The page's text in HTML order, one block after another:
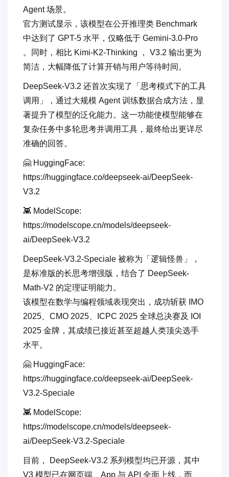
Agent 场景。
官方测试显示，该模型在公开推理类 Benchmark
中达到了 GPT-5 水平，仅略低于 Gemini-3.0-Pro
。同时，相比 Kimi-K2-Thinking ， V3.2 输出更为
简洁，大幅降低了计算开销与用户等待时间。
DeepSeek-V3.2 还首次实现了「思考模式下的工具
调用」，通过大规模 Agent 训练数据合成方法，显
著提升了模型的泛化能力。这一功能使模型能够在
复杂任务中多轮思考并调用工具，最终给出更详尽
准确的回答。
🤗 HuggingFace:
https://huggingface.co/deepseek-ai/DeepSeek-
V3.2
👾 ModelScope:
https://modelscope.cn/models/deepseek-
ai/DeepSeek-V3.2
DeepSeek-V3.2-Speciale 被称为「逻辑怪兽」，
是标准版的长思考增强版，结合了 DeepSeek-
Math-V2 的定理证明能力。
该模型在数学与编程领域表现突出，成功斩获 IMO
2025、CMO 2025、ICPC 2025 全球总决赛及 IOI
2025 金牌，其成绩已接近甚至超越人类顶尖选手
水平。
🤗 HuggingFace:
https://huggingface.co/deepseek-ai/DeepSeek-
V3.2-Speciale
👾 ModelScope:
https://modelscope.cn/models/deepseek-
ai/DeepSeek-V3.2-Speciale
目前， DeepSeek-V3.2 系列模型均已开源，其中
V3 模型已在网页端、App 与 API 全面上线，而